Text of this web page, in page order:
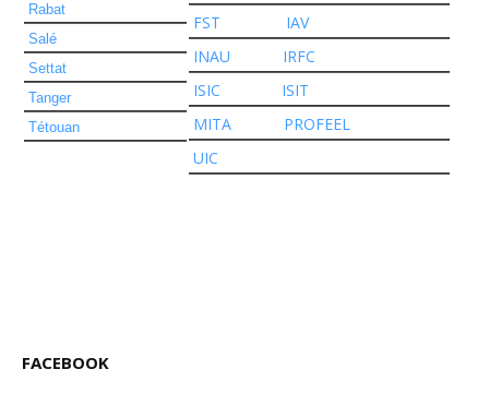
Rabat
Salé
Settat
Tanger
Tétouan
FST
IAV
INAU
IRFC
ISIC
ISIT
MITA
PROFEEL
UIC
FACEBOOK